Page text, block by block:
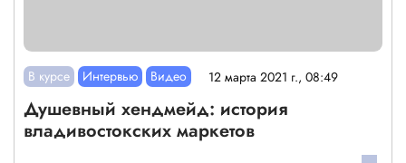
В курсе Интервью Видео 12 марта 2021 г., 08:49
Душевный хендмейд: история
владивостокских маркетов